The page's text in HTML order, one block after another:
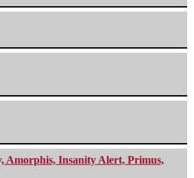
Amorphis, Insanity Alert, Primus,